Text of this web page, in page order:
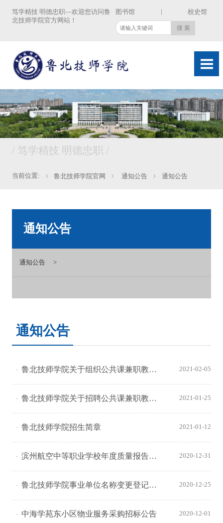
笃学精技 明德忠职—欢迎您访问鲁
北技师学院官方网站！
图书馆 | 校史馆
/ 笃学精技 明德忠职 /
当前位置: 鲁北技师学院官网 通知公告 通知公告
通知公告
通知公告
通知公告
鲁北技师学院关于组织公共课兼职教师试讲的预备通知 2021-02-05
鲁北技师学院关于招聘公共课兼职教师的公告 2021-01-25
鲁北技师学院招生简章 2021-01-12
滨州航空中等职业学校年度质量报告（2020年度） 2020-12-31
鲁北技师学院事业单位名称变更登记信息公开 2020-12-25
中海学苑东小区物业服务采购招标公告 2020-12-01